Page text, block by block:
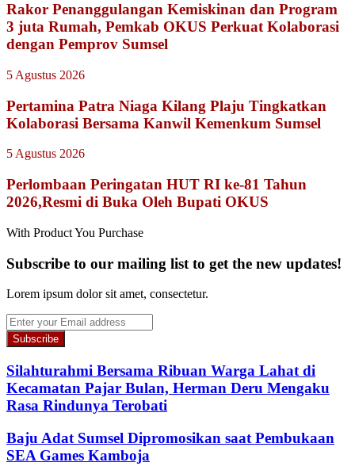
Rakor Penanggulangan Kemiskinan dan Program
3 juta Rumah, Pemkab OKUS Perkuat Kolaborasi
dengan Pemprov Sumsel
5 Agustus 2026
Pertamina Patra Niaga Kilang Plaju Tingkatkan
Kolaborasi Bersama Kanwil Kemenkum Sumsel
5 Agustus 2026
Perlombaan Peringatan HUT RI ke-81 Tahun
2026,Resmi di Buka Oleh Bupati OKUS
With Product You Purchase
Subscribe to our mailing list to get the new updates!
Lorem ipsum dolor sit amet, consectetur.
Enter
your
Email
address
Silahturahmi Bersama Ribuan Warga Lahat di
Kecamatan Pajar Bulan, Herman Deru Mengaku
Rasa Rindunya Terobati
Baju Adat Sumsel Dipromosikan saat Pembukaan
SEA Games Kamboja